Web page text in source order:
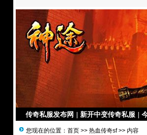
传奇私服发布网 | 新开中变传奇私服 |
您现在的位置： 首页 >> 热血传奇sf>> 内容